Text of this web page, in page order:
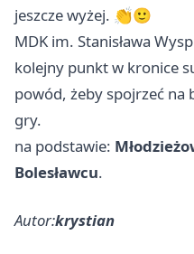
jeszcze wyżej. 👏🙂
MDK im. Stanisława
kolejny punkt w kronice
powód, żeby spojrzeć na
gry.
na podstawie:
Bolesławcu.
Autor:krystian